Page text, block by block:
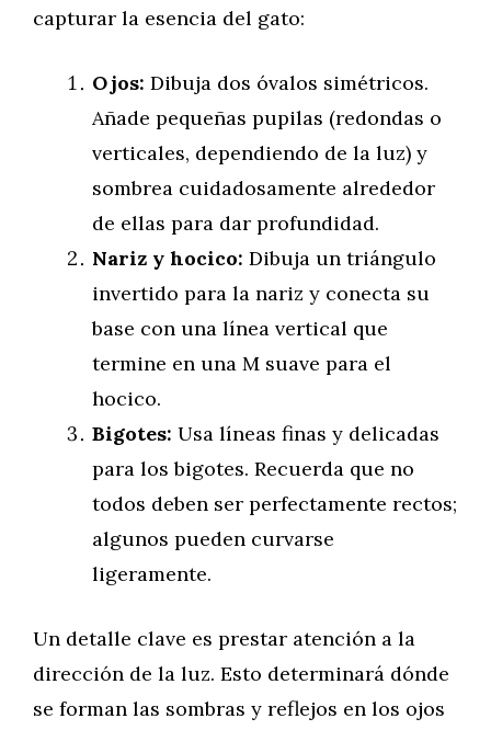
capturar la esencia del gato:
Ojos: Dibuja dos óvalos simétricos.
Añade pequeñas pupilas (redondas o
verticales, dependiendo de la luz) y
sombrea cuidadosamente alrededor
de ellas para dar profundidad.
Nariz y hocico: Dibuja un triángulo
invertido para la nariz y conecta su
base con una línea vertical que
termine en una M suave para el
hocico.
Bigotes: Usa líneas finas y delicadas
para los bigotes. Recuerda que no
todos deben ser perfectamente rectos;
algunos pueden curvarse
ligeramente.
Un detalle clave es prestar atención a la
dirección de la luz. Esto determinará dónde
se forman las sombras y reflejos en los ojos